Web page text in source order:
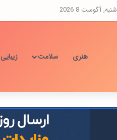
شنبه, آگوست 8 2026
هنری سلامت زیبایی